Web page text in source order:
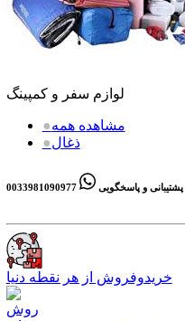
لوازم سفر و کمپینگ
●مشاهده همه
●ذغال
پشتیبانی و پاسخگویی0033981090977
خریدوفروش از هر نقطه دنیا